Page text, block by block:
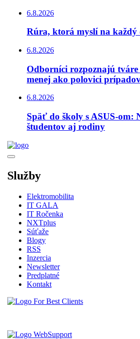
6.8.2026
Rúra, ktorá myslí na každý
6.8.2026
Odborníci rozpoznajú
menej ako polovici
6.8.2026
Späť do školy s ASUS-om:
študentov aj rodiny
Služby
Elektromobilita
IT GALA
IT Ročenka
NXTplus
Súťaže
Blogy
RSS
Inzercia
Newsletter
Predplatné
Kontakt